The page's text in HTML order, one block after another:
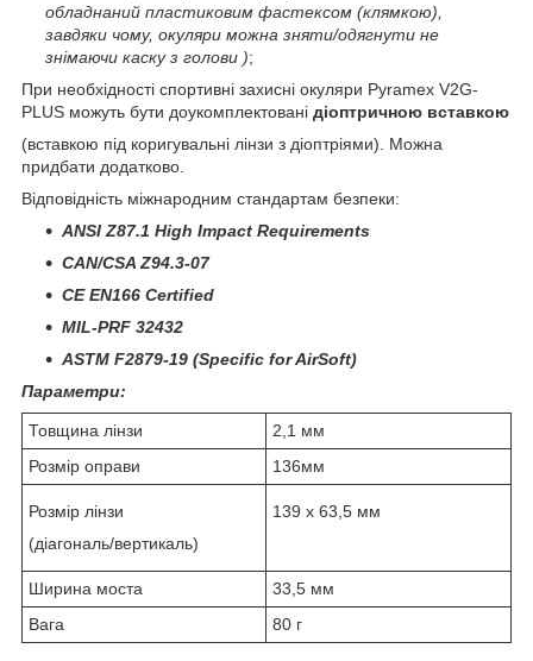
обладнаний пластиковим фастексом (клямкою),
завдяки чому, окуляри можна зняти/одягнути не
знімаючи каску з голови );
При необхідності спортивні захисні окуляри Pyramex V2G-
PLUS можуть бути доукомплектовані діоптричною вставкою
(вставкою під коригувальні лінзи з діоптріями).
Можна
придбати додатково.
Відповідність міжнародним стандартам безпеки:
ANSI Z87.1 High Impact Requirements
CAN/CSA Z94.3-07
CE EN166 Certified
MIL-PRF 32432
ASTM F2879-19 (Specific for AirSoft)
Параметри:
Товщина лінзи
2,1 мм
Розмір оправи
136мм
Розмір лінзи
(діагональ/вертикаль)
139 x 63,5 мм
Ширина моста
33,5 мм
Вага
80 г